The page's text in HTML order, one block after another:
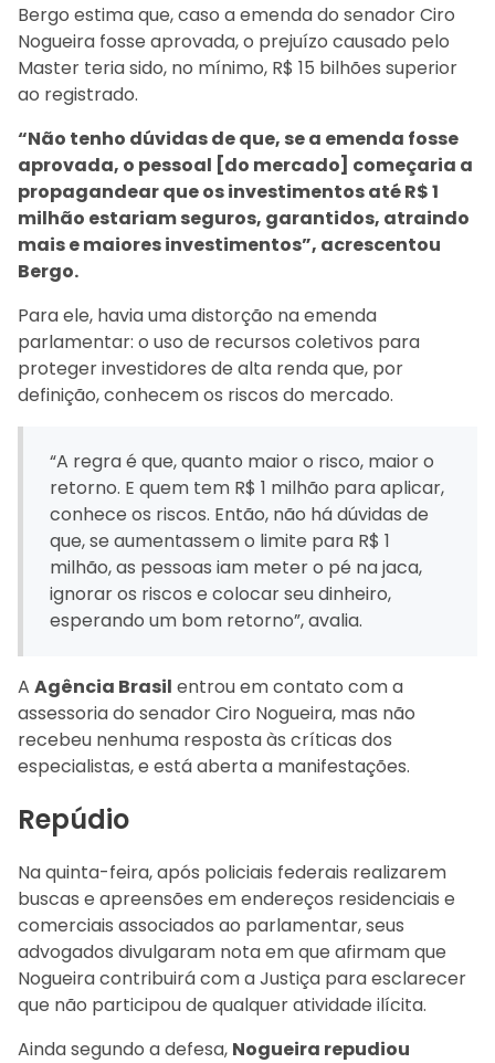
Bergo estima que, caso a emenda do senador Ciro
Nogueira fosse aprovada, o prejuízo causado pelo
Master teria sido, no mínimo, R$ 15 bilhões superior
ao registrado.
“Não tenho dúvidas de que, se a emenda fosse
aprovada, o pessoal [do mercado] começaria a
propagandear que os investimentos até R$ 1
milhão estariam seguros, garantidos, atraindo
mais e maiores investimentos”, acrescentou
Bergo.
Para ele, havia uma distorção na emenda
parlamentar: o uso de recursos coletivos para
proteger investidores de alta renda que, por
definição, conhecem os riscos do mercado.
“A regra é que, quanto maior o risco, maior o
retorno. E quem tem R$ 1 milhão para aplicar,
conhece os riscos. Então, não há dúvidas de
que, se aumentassem o limite para R$ 1
milhão, as pessoas iam meter o pé na jaca,
ignorar os riscos e colocar seu dinheiro,
esperando um bom retorno”, avalia.
A Agência Brasil entrou em contato com a
assessoria do senador Ciro Nogueira, mas não
recebeu nenhuma resposta às críticas dos
especialistas, e está aberta a manifestações.
Repúdio
Na quinta-feira, após policiais federais realizarem
buscas e apreensões em endereços residenciais e
comerciais associados ao parlamentar, seus
advogados divulgaram nota em que afirmam que
Nogueira contribuirá com a Justiça para esclarecer
que não participou de qualquer atividade ilícita.
Ainda segundo a defesa, Nogueira repudiou